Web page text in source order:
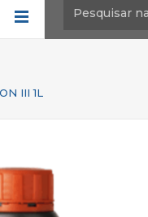
III 1L